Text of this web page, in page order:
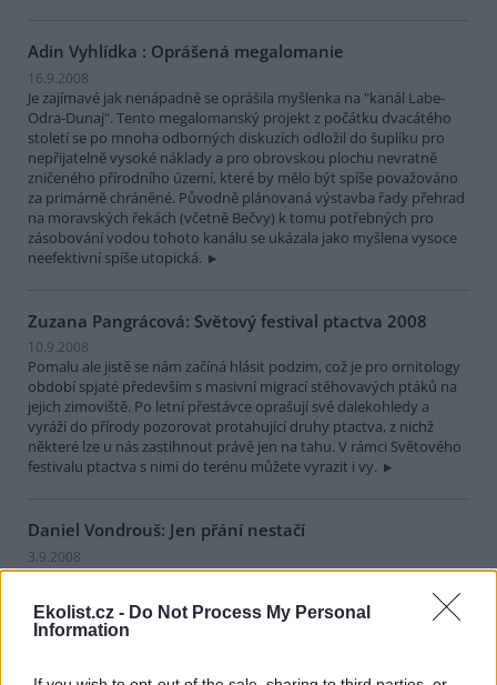
Ekolist.cz - Do Not Process My Personal
Information
Adin Vyhlídka : Oprášená megalomanie
16.9.2008
Je zajímavé jak nenápadně se oprášila myšlenka na "kanál Labe-
Odra-Dunaj". Tento megalomanský projekt z počátku dvacátého
století se po mnoha odborných diskuzích odložil do šuplíku pro
nepřijatelně vysoké náklady a pro obrovskou plochu nevratně
zničeného přírodního území, které by mělo být spíše považováno
za primárně chráněné. Původně plánovaná výstavba řady přehrad
na moravských řekách (včetně Bečvy) k tomu potřebných pro
zásobování vodou tohoto kanálu se ukázala jako myšlena vysoce
neefektivní spíše utopická.
Zuzana Pangrácová: Světový festival ptactva 2008
10.9.2008
Pomalu ale jistě se nám začíná hlásit podzim, což je pro ornitology
období spjaté především s masivní migrací stěhovavých ptáků na
jejich zimoviště. Po letní přestávce oprašují své dalekohledy a
vyráží do přírody pozorovat protahující druhy ptactva, z nichž
některé lze u nás zastihnout právě jen na tahu. V rámci Světového
festivalu ptactva s nimi do terénu můžete vyrazit i vy.
Daniel Vondrouš: Jen přání nestačí
3.9.2008
V sobotním televizním zpravodajství Dana Kuchtová,
místopředsedkyně Strany zelených, obvinila ministra životního
prostředí, že se prý při řešení ochrany před povodněmi „nesnažil
najít kompromis“. Má vlastně pravdu. O alternativním návrhu
desítky expertů z MŽP, odborných ústavů a univerzit, Martin